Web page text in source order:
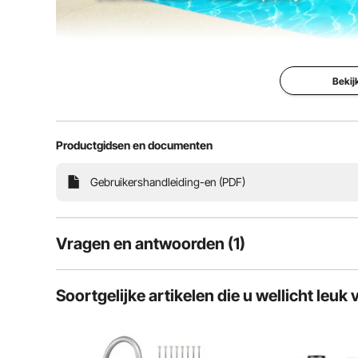
elastisch voor
4ft Nylon
Heavy-
Productgidsen en documenten
Gebruikershandleiding-en (PDF)
Vragen en antwoorden (1)
1 Vragen
Soortgelijke artikelen die u wellicht leuk